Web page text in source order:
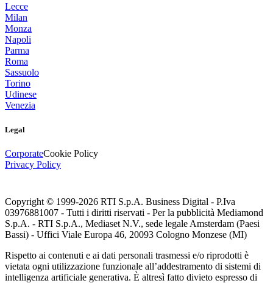
Lecce
Milan
Monza
Napoli
Parma
Roma
Sassuolo
Torino
Udinese
Venezia
Legal
CorporateCookie Policy
Privacy Policy
Copyright © 1999-2026 RTI S.p.A. Business Digital - P.Iva
03976881007 - Tutti i diritti riservati - Per la pubblicità Mediamond
S.p.A. - RTI S.p.A., Mediaset N.V., sede legale Amsterdam (Paesi
Bassi) - Uffici Viale Europa 46, 20093 Cologno Monzese (MI)
Rispetto ai contenuti e ai dati personali trasmessi e/o riprodotti è
vietata ogni utilizzazione funzionale all’addestramento di sistemi di
intelligenza artificiale generativa. È altresì fatto divieto espresso di